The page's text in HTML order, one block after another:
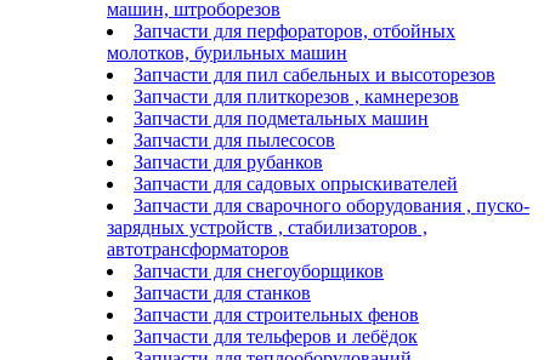
машин, штроборезов
Запчасти для перфораторов, отбойных
молотков, бурильных машин
Запчасти для пил сабельных и высоторезов
Запчасти для плиткорезов , камнерезов
Запчасти для подметальных машин
Запчасти для пылесосов
Запчасти для рубанков
Запчасти для садовых опрыскивателей
Запчасти для сварочного оборудования , пуско-
зарядных устройств , стабилизаторов ,
автотрансформаторов
Запчасти для снегоуборщиков
Запчасти для станков
Запчасти для строительных фенов
Запчасти для тельферов и лебёдок